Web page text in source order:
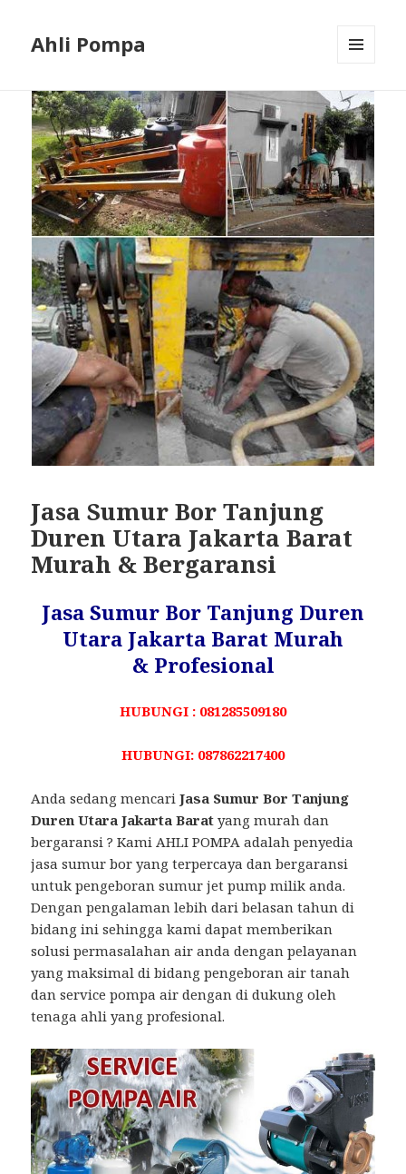
Ahli Pompa
WIDGETS
Jasa Sumur Bor Tanjung
Duren Utara Jakarta Barat
Murah & Bergaransi
Jasa Sumur Bor Tanjung Duren
Utara Jakarta Barat Murah
& Profesional
HUBUNGI : 081285509180
HUBUNGI: 087862217400
Anda sedang mencariJasa Sumur Bor Tanjung
Duren Utara Jakarta Barat yang murah dan
bergaransi ? Kami AHLI POMPA adalah penyedia
jasa sumur bor yang terpercaya dan bergaransi
untuk pengeboran sumur jet pump milik anda.
Dengan pengalaman lebih dari belasan tahun di
bidang ini sehingga kami dapat memberikan
solusi permasalahan air anda dengan pelayanan
yang maksimal di bidang pengeboran air tanah
dan service pompa air dengan di dukung oleh
tenaga ahli yang profesional.